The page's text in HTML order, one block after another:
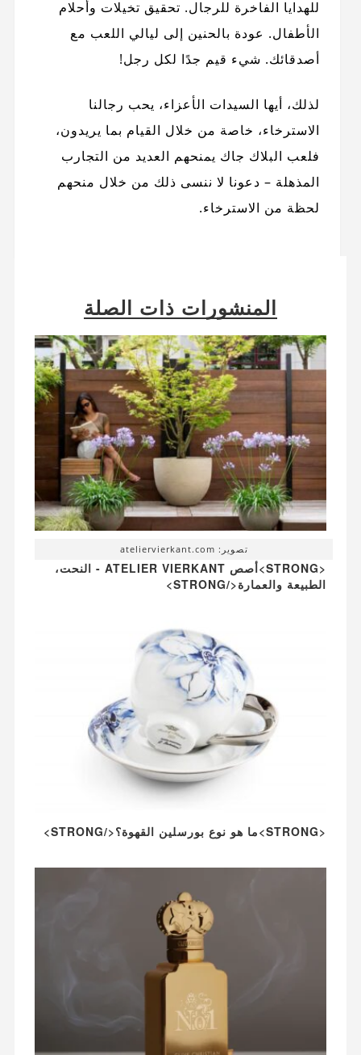
للهدايا الفاخرة للرجال. تحقيق تخيلات وأحلام
الأطفال. عودة بالحنين إلى ليالي اللعب مع
أصدقائك. شيء قيم جدًا لكل رجل!
لذلك، أيها السيدات الأعزاء، يحب رجالنا
الاسترخاء، خاصة من خلال القيام بما يريدون،
فلعب البلاك جاك يمنحهم العديد من التجارب
المذهلة – دعونا لا ننسى ذلك من خلال منحهم
لحظة من الاسترخاء.
المنشورات ذات الصلة
تصوير: ateliervierkant.com
<STRONG>أصص ATELIER VIERKANT - النحت،
الطبيعة والعمارة</STRONG>
<STRONG>ما هو نوع بورسلين القهوة؟</STRONG>